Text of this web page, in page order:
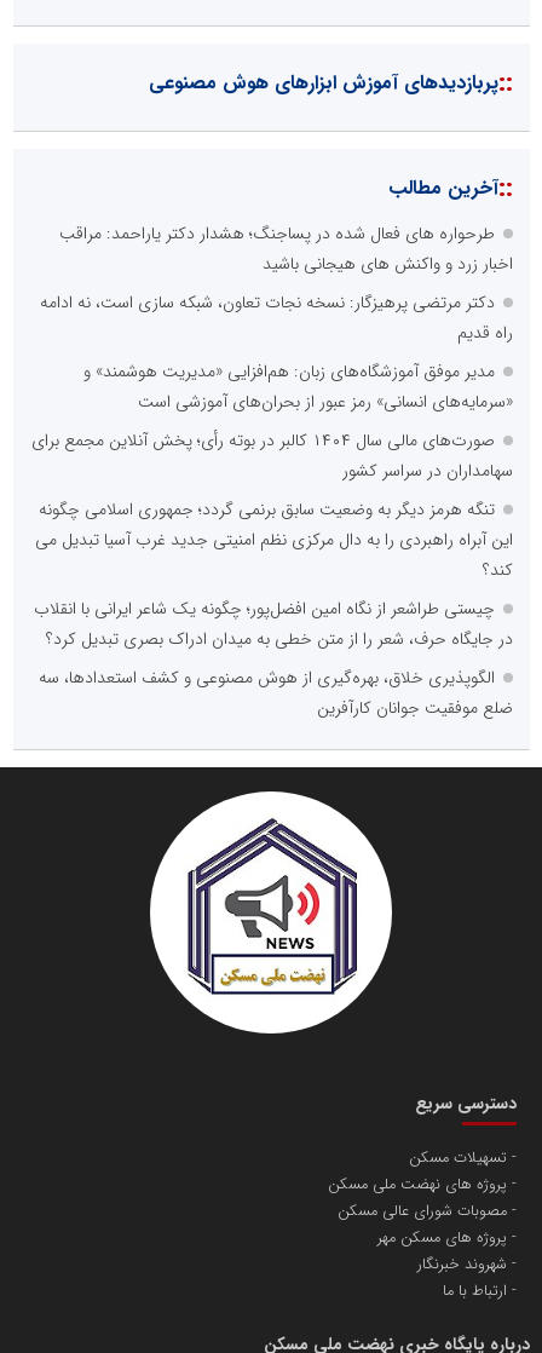
::پربازدیدهای آموزش ابزارهای هوش مصنوعی
::آخرین مطالب
طرحواره های فعال شده در پساجنگ؛ هشدار دکتر یاراحمد: مراقب
اخبار زرد و واکنش های هیجانی باشید
دکتر مرتضی پرهیزگار: نسخه نجات تعاون، شبکه سازی است، نه ادامه
راه قدیم
مدیر موفق آموزشگاه‌های زبان: هم‌افزایی «مدیریت هوشمند» و
«سرمایه‌های انسانی» رمز عبور از بحران‌های آموزشی است
صورت‌های مالی سال ۱۴۰۴ کالبر در بوته رأی؛ پخش آنلاین مجمع برای
سهامداران در سراسر کشور
تنگه هرمز دیگر به وضعیت سابق برنمی گردد؛ جمهوری اسلامی چگونه
این آبراه راهبردی را به دال مرکزی نظم امنیتی جدید غرب آسیا تبدیل می
کند؟
چیستی طراشعر از نگاه امین افضل‌پور؛ چگونه یک شاعر ایرانی با انقلاب
در جایگاه حرف، شعر را از متن خطی به میدان ادراک بصری تبدیل کرد؟
الگوپذیری خلاق، بهره‌گیری از هوش مصنوعی و کشف استعدادها، سه
ضلع موفقیت جوانان کارآفرین
دسترسی سریع
تسهیلات مسکن
پروژه های نهضت ملی مسکن
مصوبات شورای عالی مسکن
پروژه های مسکن مهر
شهروند خبرنگار
ارتباط با ما
درباره پایگاه خبری نهضت ملی مسکن